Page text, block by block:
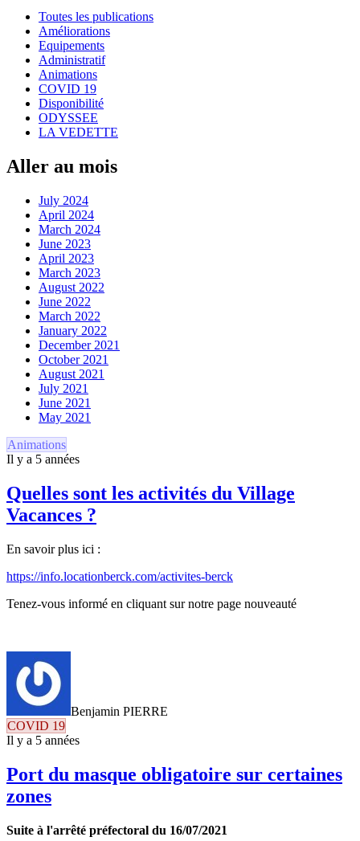
Toutes les publications
Améliorations
Equipements
Administratif
Animations
COVID 19
Disponibilité
ODYSSEE
LA VEDETTE
Aller au mois
July 2024
April 2024
March 2024
June 2023
April 2023
March 2023
August 2022
June 2022
March 2022
January 2022
December 2021
October 2021
August 2021
July 2021
June 2021
May 2021
Animations
Il y a 5 années
Quelles sont les activités du Village
Vacances ?
En savoir plus ici :
https://info.locationberck.com/activites-berck
Tenez-vous informé en cliquant sur notre page nouveauté
Benjamin PIERRE
COVID 19
Il y a 5 années
Port du masque obligatoire sur certaines
zones
Suite à l'arrêté préfectoral du 16/07/2021